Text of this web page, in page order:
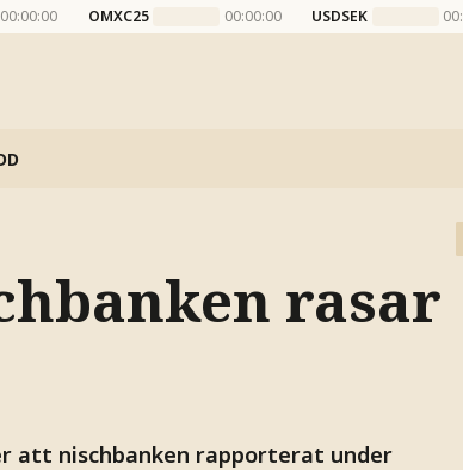
00:00:00 OMXC25 00:00:00 USDSEK
rasar
att nischbanken rapporterat under